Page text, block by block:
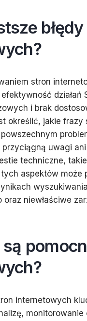
stron
działań
i brak
określić, jakie frazy
przyciągną uwagi
techniczne,
aspektów może
niewłaściwe
internetowych
monitorowanie